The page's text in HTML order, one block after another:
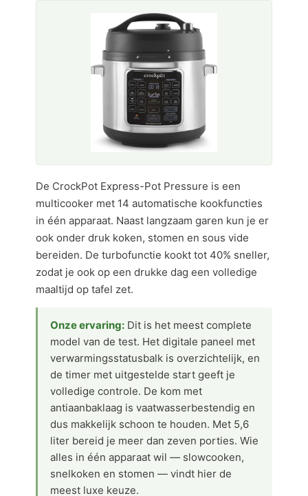
De CrockPot Express-Pot Pressure is een
multicooker met 14 automatische kookfuncties
in één apparaat. Naast langzaam garen kun je er
ook onder druk koken, stomen en sous vide
bereiden. De turbofunctie kookt tot 40% sneller,
zodat je ook op een drukke dag een volledige
maaltijd op tafel zet.
Onze ervaring: Dit is het meest complete
model van de test. Het digitale paneel met
verwarmingsstatusbalk is overzichtelijk, en
de timer met uitgestelde start geeft je
volledige controle. De kom met
antiaanbaklaag is vaatwasserbestendig en
dus makkelijk schoon te houden. Met 5,6
liter bereid je meer dan zeven porties. Wie
alles in één apparaat wil — slowcooken,
snelkoken en stomen — vindt hier de
meest luxe keuze.